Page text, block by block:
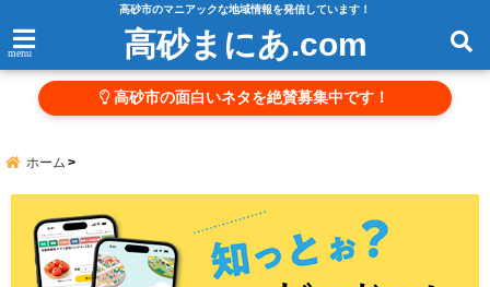
高砂市のマニアックな地域情報を発信しています！
menu 高砂まにあ.com
高砂市の面白いネタを絶賛募集中です！
ホーム